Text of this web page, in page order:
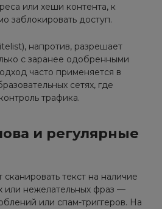
или хеши контента, к
заблокировать доступ.
напротив, разрешает
с заранее одобренными
часто применяется в
сетях, где
трафика.
и регулярные
текст на наличие
или нежелательных фраз —
или спам-триггеров. На